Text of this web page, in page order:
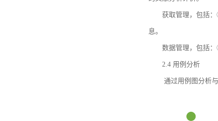
获取管理，包括
息。
数据管理，包括
2.4 用例分析
通过用例图分析